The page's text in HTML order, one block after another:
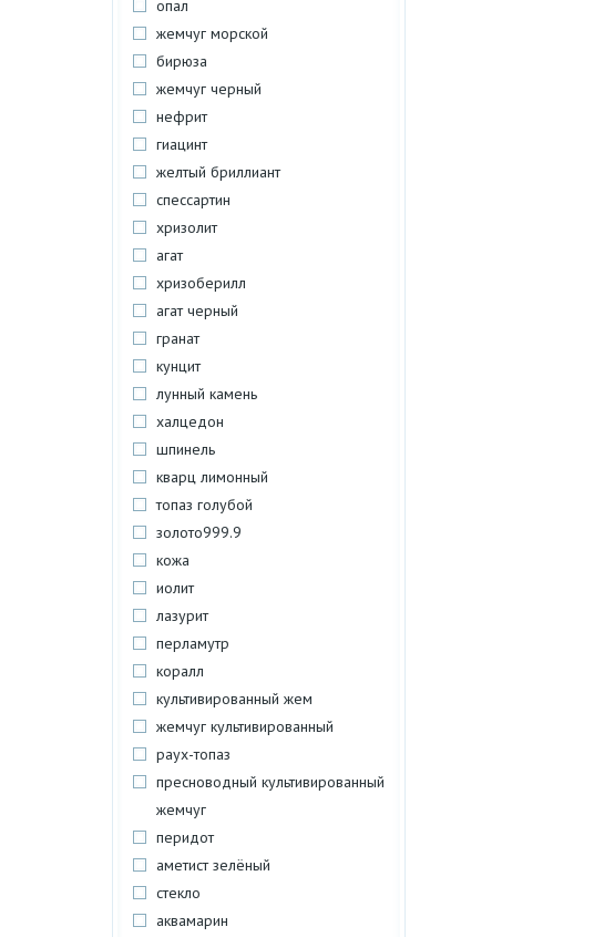
опал
жемчуг морской
бирюза
жемчуг черный
нефрит
гиацинт
желтый бриллиант
спессартин
хризолит
агат
хризоберилл
агат черный
гранат
кунцит
лунный камень
халцедон
шпинель
кварц лимонный
топаз голубой
золото999.9
кожа
иолит
лазурит
перламутр
коралл
культивированный жем
жемчуг культивированный
раух-топаз
пресноводный культивированный
жемчуг
перидот
аметист зелёный
стекло
аквамарин